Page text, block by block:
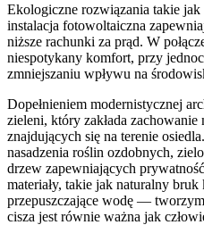
Ekologiczne rozwiązania takie jak
instalacja fotowoltaiczna
niższe rachunki za prąd. W
niespotykany komfort, przy
zmniejszaniu wpływu na
Dopełnieniem modernistycznej
zieleni, który zakłada
znajdujących się na terenie
nasadzenia roślin ozdobnych,
drzew zapewniających
materiały, takie jak naturalny
przepuszczające wodę —
cisza jest równie ważna jak